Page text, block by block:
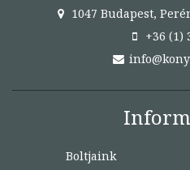
1047 Budapest,
+36 (1)
Boltjaink